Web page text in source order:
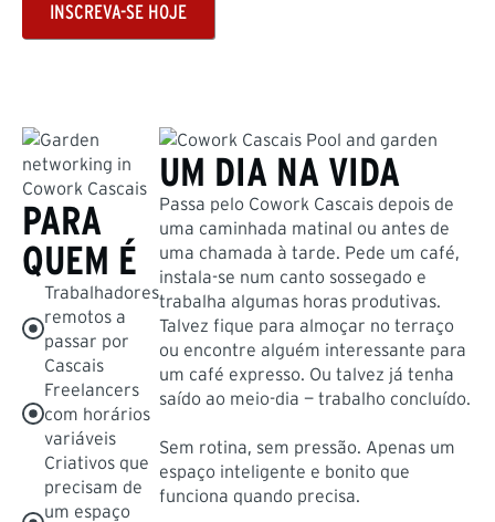
INSCREVA-SE HOJE
PARA
QUEM É
Trabalhadores
remotos a
passar por
Cascais
Freelancers
com horários
variáveis
Criativos que
precisam de
um espaço
UM DIA NA VIDA
Passa pelo Cowork Cascais depois de
uma caminhada matinal ou antes de
uma chamada à tarde. Pede um café,
instala-se num canto sossegado e
trabalha algumas horas produtivas.
Talvez fique para almoçar no terraço
ou encontre alguém interessante para
um café expresso. Ou talvez já tenha
saído ao meio-dia — trabalho concluído.
Sem rotina, sem pressão. Apenas um
espaço inteligente e bonito que
funciona quando precisa.